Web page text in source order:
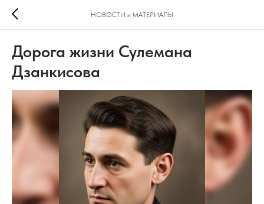
НОВОСТИ и МАТЕРИАЛЫ
Дорога жизни Сулемана
Дзанкисова